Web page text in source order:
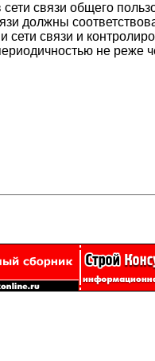
связи общего
должны
связи и
не реже